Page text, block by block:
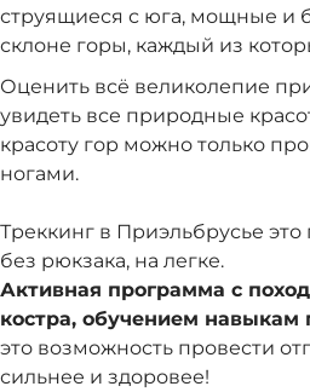
струящиеся с юга, мощные и
склоне горы, каждый из
Оценить всё великолепие
увидеть все природные
красоту гор можно только
ногами.
Треккинг в Приэльбрусье
без рюкзака, на легке.
Активная программа с
костра, обучением навыкам
это возможность провести
сильнее и здоровее!